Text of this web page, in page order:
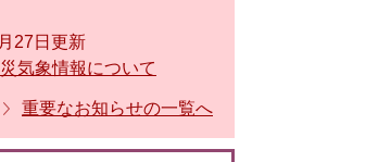
27日更新
気象情報について
重要なお知らせの一覧へ